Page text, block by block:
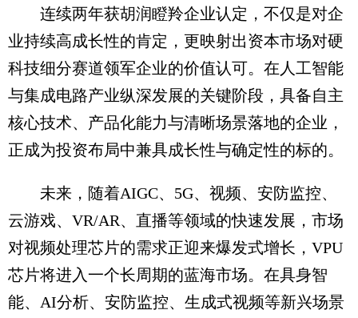
连续两年获胡润瞪羚企业认定，不仅是对企
业持续高成长性的肯定，更映射出资本市场对硬
科技细分赛道领军企业的价值认可。在人工智能
与集成电路产业纵深发展的关键阶段，具备自主
核心技术、产品化能力与清晰场景落地的企业，
正成为投资布局中兼具成长性与确定性的标的。
未来，随着AIGC、5G、视频、安防监控、
云游戏、VR/AR、直播等领域的快速发展，市场
对视频处理芯片的需求正迎来爆发式增长，VPU
芯片将进入一个长周期的蓝海市场。在具身智
能、AI分析、安防监控、生成式视频等新兴场景